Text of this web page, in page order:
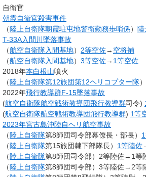
自衛官
朝霞自衛官殺害事件
（陸上自衛隊朝霞駐屯地警衛勤務歩哨係）
T-33A入間川墜落事故
（航空自衛隊入間基地） 2等空佐→ 空将補
（航空自衛隊入間基地） 3等空佐→ 1等空佐
2018年本白根山噴火
（陸上自衛隊第12旅団第12ヘリコプター隊）
2022年飛行教導群F-15墜落事故
(航空自衛隊航空戦術教導団飛行教導群司令)
(航空自衛隊航空戦術教導団飛行教導群) 1等
2023年宮古島沖陸自ヘリ航空事故
（陸上自衛隊第8師団司令部幕僚長・部長）
（陸上自衛隊第15旅団隷下部隊長） 1等陸佐
（陸上自衛隊第8師団司令部）2等陸佐→1等
（陸上自衛隊第8師団司令部）3等陸佐→2等